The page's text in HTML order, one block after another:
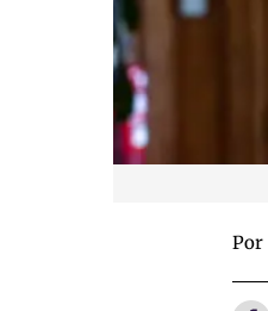
Por